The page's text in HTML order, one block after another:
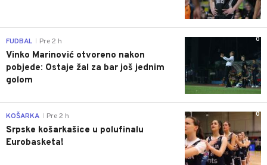
0
FUDBAL Pre 2 h
Vinko Marinović otvoreno nakon
pobjede: Ostaje žal za bar još jednim
golom
0
KOŠARKA Pre 2 h
Srpske košarkašice u polufinalu
Eurobasketa!